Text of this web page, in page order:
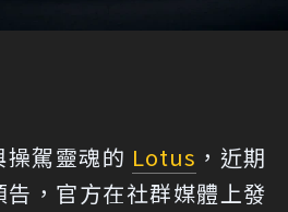
駕靈魂的 Lotus ，近期
，官方在社群媒體上發